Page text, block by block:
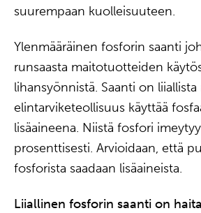
suurempaan kuolleisuuteen.
Ylenmääräinen fosforin saanti
runsaasta maitotuotteiden
lihansyönnistä. Saanti on liiallista
elintarviketeollisuus käyttää
lisäaineena. Niistä fosfori
prosenttisesti. Arvioidaan, että
fosforista saadaan lisäaineista.
Liiallinen fosforin saanti on